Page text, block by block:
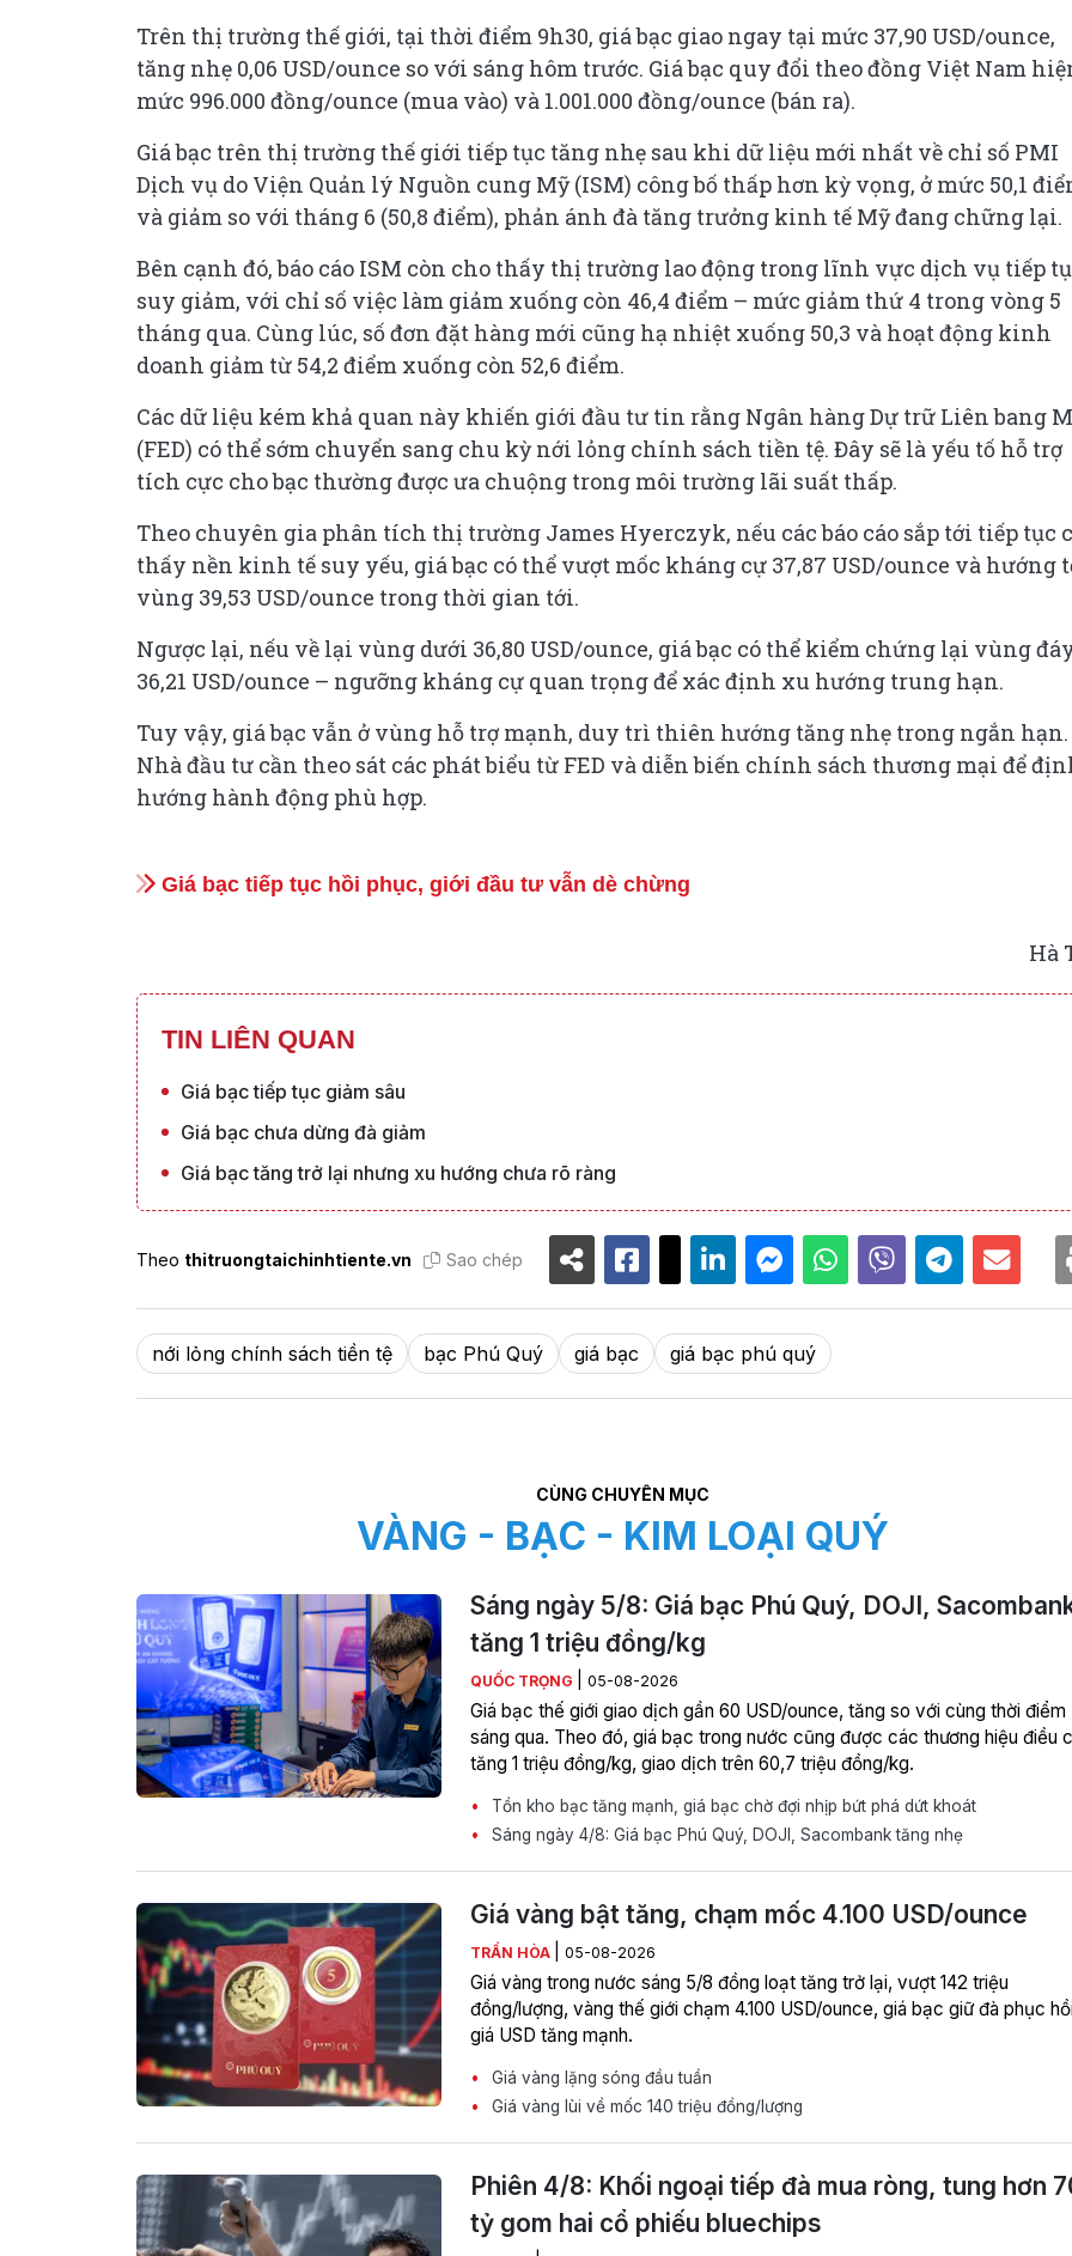
Trên thị trường thế giới, tại thời điểm 9h30, giá bạc giao ngay tại mức 37,90 USD/ounce,
tăng nhẹ 0,06 USD/ounce so với sáng hôm trước. Giá bạc quy đổi theo đồng Việt Nam
mức 996.000 đồng/ounce (mua vào) và 1.001.000 đồng/ounce (bán ra).
Giá bạc trên thị trường thế giới tiếp tục tăng nhẹ sau khi dữ liệu mới nhất về chỉ số PMI
Dịch vụ do Viện Quản lý Nguồn cung Mỹ (ISM) công bố thấp hơn kỳ vọng, ở mức 50,1
và giảm so với tháng 6 (50,8 điểm), phản ánh đà tăng trưởng kinh tế Mỹ đang chững lại.
Bên cạnh đó, báo cáo ISM còn cho thấy thị trường lao động trong lĩnh vực dịch vụ tiếp
suy giảm, với chỉ số việc làm giảm xuống còn 46,4 điểm – mức giảm thứ 4 trong vòng 5
tháng qua. Cùng lúc, số đơn đặt hàng mới cũng hạ nhiệt xuống 50,3 và hoạt động kinh
doanh giảm từ 54,2 điểm xuống còn 52,6 điểm.
Các dữ liệu kém khả quan này khiến giới đầu tư tin rằng Ngân hàng Dự trữ Liên bang
(FED) có thể sớm chuyển sang chu kỳ nới lỏng chính sách tiền tệ. Đây sẽ là yếu tố hỗ trợ
tích cực cho bạc thường được ưa chuộng trong môi trường lãi suất thấp.
Theo chuyên gia phân tích thị trường James Hyerczyk, nếu các báo cáo sắp tới tiếp tục
thấy nền kinh tế suy yếu, giá bạc có thể vượt mốc kháng cự 37,87 USD/ounce và hướng
vùng 39,53 USD/ounce trong thời gian tới.
Ngược lại, nếu về lại vùng dưới 36,80 USD/ounce, giá bạc có thể kiểm chứng lại vùng
36,21 USD/ounce – ngưỡng kháng cự quan trọng để xác định xu hướng trung hạn.
Tuy vậy, giá bạc vẫn ở vùng hỗ trợ mạnh, duy trì thiên hướng tăng nhẹ trong ngắn hạn.
Nhà đầu tư cần theo sát các phát biểu từ FED và diễn biến chính sách thương mại để
hướng hành động phù hợp.
Giá bạc tiếp tục hồi phục, giới đầu tư vẫn dè chừng
Hà
TIN LIÊN QUAN
Giá bạc tiếp tục giảm sâu
Giá bạc chưa dừng đà giảm
Giá bạc tăng trở lại nhưng xu hướng chưa rõ ràng
Theo thitruongtaichinhtiente.vn Sao chép
nới lỏng chính sách tiền tệ bạc Phú Quý giá bạc giá bạc phú quý
CÙNG CHUYÊN MỤC
VÀNG - BẠC - KIM LOẠI QUÝ
Sáng ngày 5/8: Giá bạc Phú Quý, DOJI,
tăng 1 triệu đồng/kg
QUỐC TRỌNG 05-08-2026
Giá bạc thế giới giao dịch gần 60 USD/ounce, tăng so với cùng thời điểm
sáng qua. Theo đó, giá bạc trong nước cũng được các thương hiệu điều
tăng 1 triệu đồng/kg, giao dịch trên 60,7 triệu đồng/kg.
Tồn kho bạc tăng mạnh, giá bạc chờ đợi nhịp bứt phá dứt khoát
Sáng ngày 4/8: Giá bạc Phú Quý, DOJI, Sacombank tăng nhẹ
Giá vàng bật tăng, chạm mốc 4.100 USD/ounce
TRẦN HÒA 05-08-2026
Giá vàng trong nước sáng 5/8 đồng loạt tăng trở lại, vượt 142 triệu
đồng/lượng, vàng thế giới chạm 4.100 USD/ounce, giá bạc giữ đà phục
giá USD tăng mạnh.
Giá vàng lặng sóng đầu tuần
Giá vàng lùi về mốc 140 triệu đồng/lượng
Phiên 4/8: Khối ngoại tiếp đà mua ròng, tung hơn
tỷ gom hai cổ phiếu bluechips